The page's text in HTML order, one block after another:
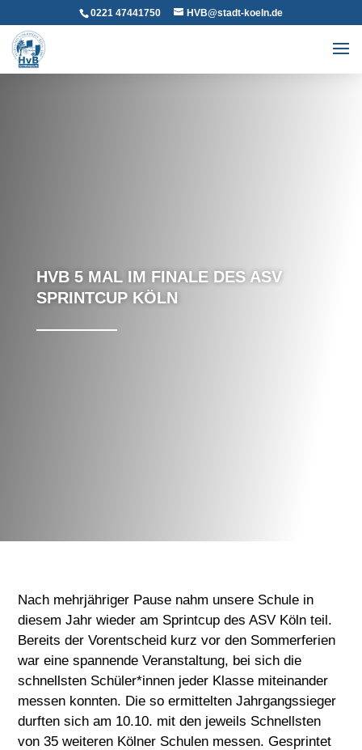
0221 47441750 HVB@stadt-koeln.de
HVB 5 MAL IM FINALE DES ASV
SPRINTCUP KÖLN
Nach mehrjähriger Pause nahm unsere Schule in
diesem Jahr wieder am Sprintcup des ASV Köln teil.
Bereits der Vorentscheid kurz vor den Sommerferien
war eine spannende Veranstaltung, bei sich die
schnellsten Schüler*innen jeder Klasse miteinander
messen konnten. Die so ermittelten Jahrgangssieger
durften sich am 10.10. mit den jeweils Schnellsten
von 35 weiteren Kölner Schulen messen. Gesprintet